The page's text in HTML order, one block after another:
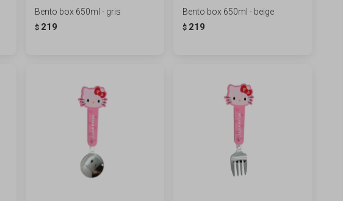
Bento box 650ml - gris
$ 219
Bento box 650ml - beige
$ 219